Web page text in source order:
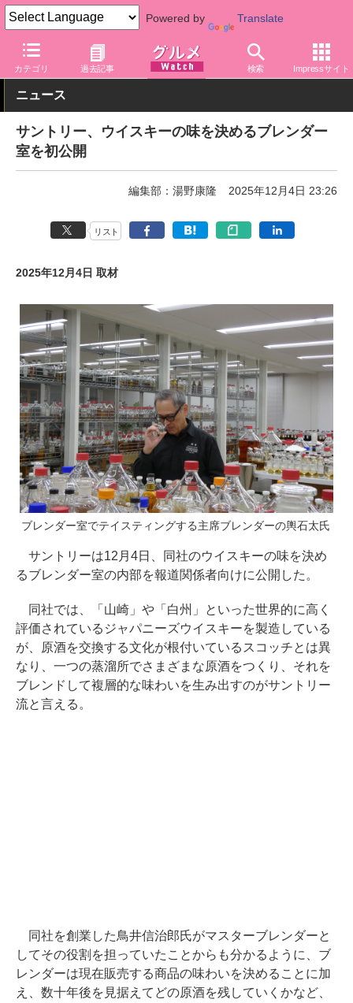
Powered by Translate
カテゴリ 過去記事 検索 Impressサイト
グルメ Watch メーカー 飲料・アルコール サントリー
ニュース
サントリー、ウイスキーの味を決めるブレンダー
室を初公開
編集部：湯野康隆 2025年12月4日 23:26
リスト
2025年12月4日 取材
ブレンダー室でテイスティングする主席ブレンダーの輿石太氏
サントリーは12月4日、同社のウイスキーの味を決め
るブレンダー室の内部を報道関係者向けに公開した。
同社では、「山崎」や「白州」といった世界的に高く
評価されているジャパニーズウイスキーを製造している
が、原酒を交換する文化が根付いているスコッチとは異
なり、一つの蒸溜所でさまざまな原酒をつくり、それを
ブレンドして複層的な味わいを生み出すのがサントリー
流と言える。
同社を創業した鳥井信治郎氏がマスターブレンダーと
してその役割を担っていたことからも分かるように、ブ
レンダーは現在販売する商品の味わいを決めることに加
え、数十年後を見据えてどの原酒を残していくかなど、